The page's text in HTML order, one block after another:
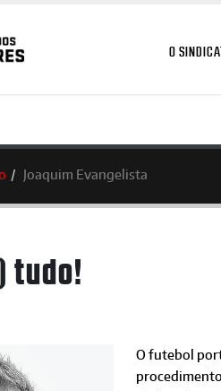
O
Joaquim Evangelista
tudo!
O futebol